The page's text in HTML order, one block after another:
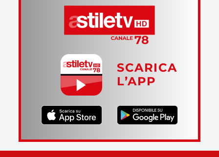
SCARICA
L’APP